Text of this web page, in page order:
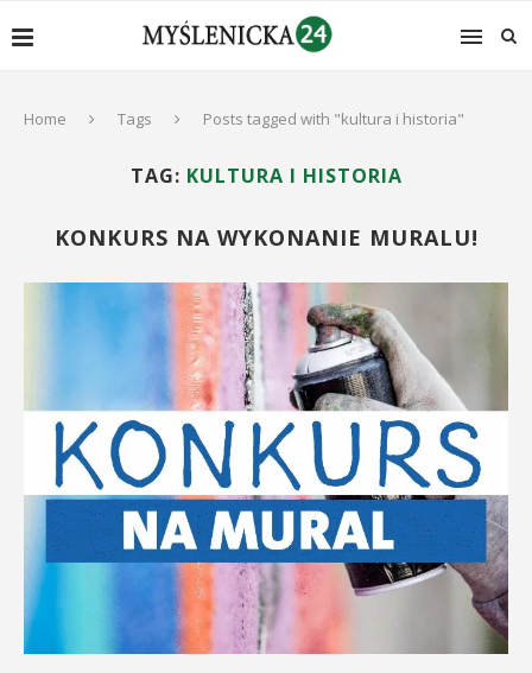
Home Tags Posts tagged with "kultura i historia"
TAG: KULTURA I HISTORIA
KONKURS NA WYKONANIE MURALU!